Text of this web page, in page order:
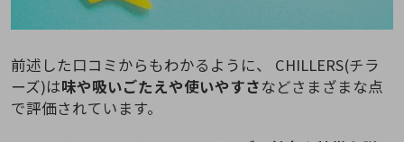
前述した口コミからもわかるように、 CHILLERS(チラ
ーズ)は味や吸いごたえや使いやすさなどさまざまな点
で評価されています。